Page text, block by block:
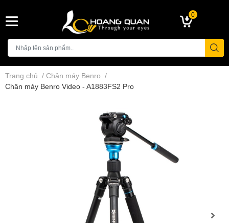
0
Trang chủ / Chân máy Benro /
Chân máy Benro Video - A1883FS2 Pro